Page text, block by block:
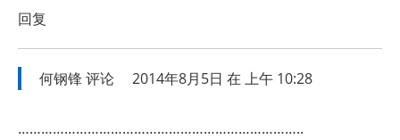
回复
何钢锋评论 2014年8月5日 在 上午 10:28
………………………………………………………………..